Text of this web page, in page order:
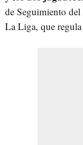
de Seguimiento
La Liga, que